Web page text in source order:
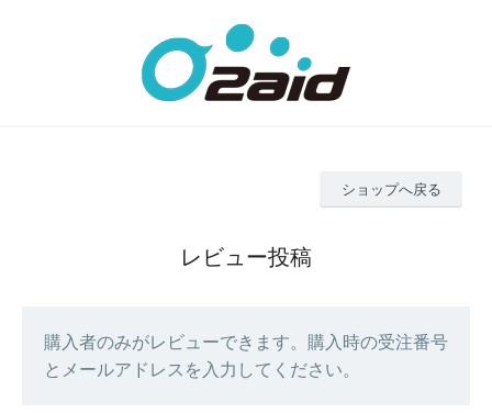
ショップへ戻る
レビュー投稿
購入者のみがレビューできます。購入時の受注番号
とメールアドレスを入力してください。